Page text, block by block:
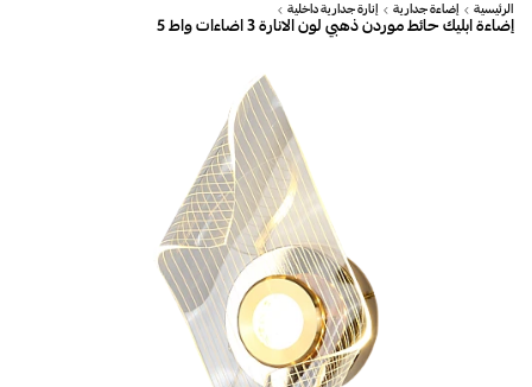
الرئيسية إضاءة جدارية إنارة جدارية داخلية
إضاءة ابليك حائط موردن ذهبي لون الانارة 3 اضاءات واط 5